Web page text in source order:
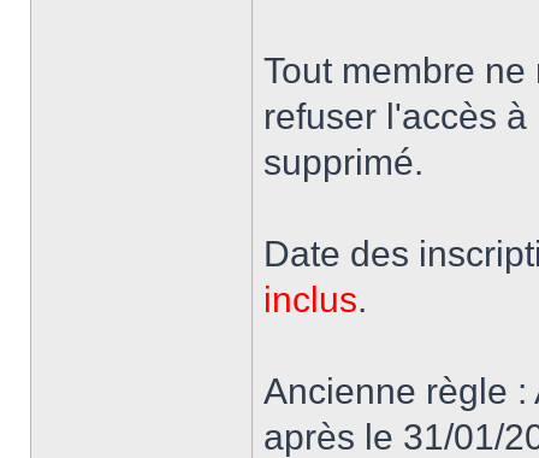
Tout membre
refuser l'accès
supprimé.
Date des
inclus.
Ancienne règle
après le 31/01/